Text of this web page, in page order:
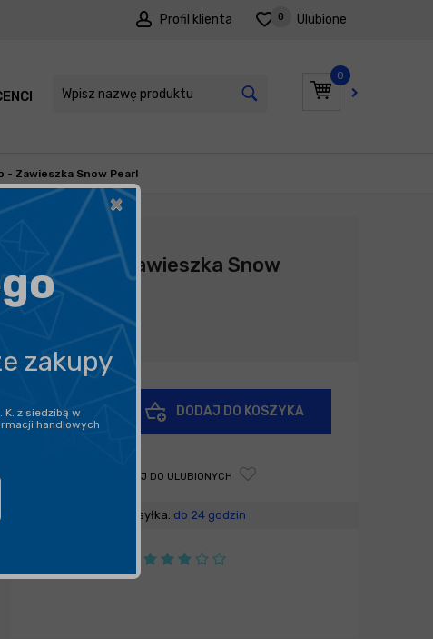
Profil klienta Ulubione
0
0
PROMOCJE
- Zawieszka Snow Pearl
Producent: Fresso
Fresso - Zawieszka Snow
Pearl
22,99zł
-
DODAJ DO KOSZYKA
DODAJ DO ULUBIONYCH
Wysyłka: do 24 godzin
×
zakupy
K. z siedzibą w
handlowych